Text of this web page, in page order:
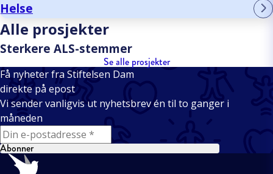
Helse
Alle prosjekter
Sterkere ALS-stemmer
Se alle prosjekter
Få nyheter fra Stiftelsen Dam
direkte på epost
Vi sender vanligvis ut nyhetsbrev én til to ganger i
måneden
E-mail
Abonner
Bunntekst